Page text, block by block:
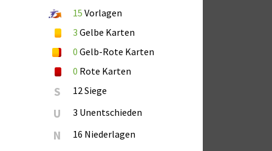
15 Vorlagen
3 Gelbe Karten
0 Gelb-Rote Karten
0 Rote Karten
S 12 Siege
U 3 Unentschieden
N 16 Niederlagen